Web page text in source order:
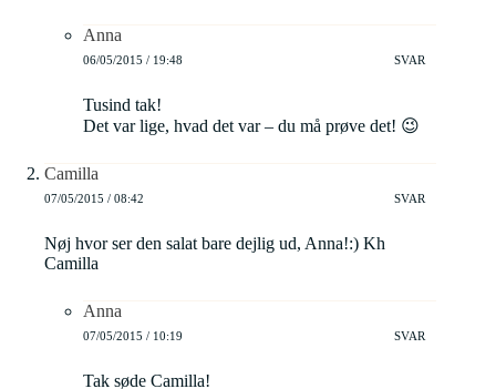
Anna
06/05/2015 / 19:48 SVAR
Tusind tak!
Det var lige, hvad det var – du må prøve det! 😉
Camilla
07/05/2015 / 08:42 SVAR
Nøj hvor ser den salat bare dejlig ud, Anna!:) Kh
Camilla
Anna
07/05/2015 / 10:19 SVAR
Tak søde Camilla!